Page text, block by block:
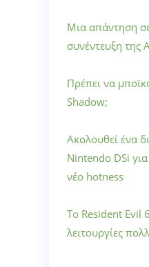
Μια απάντηση
συνέντευξη της
Πρέπει να
Shadow;
Ακολουθεί ένα
Nintendo DSi για
νέο hotness
Το Resident Evil
λειτουργίες